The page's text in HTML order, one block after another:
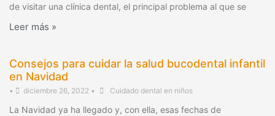
de visitar una clínica dental, el principal problema al que se
Leer más »
Consejos para cuidar la salud bucodental infantil
en Navidad
• diciembre 26, 2022 • Cuidado dental en niños
La Navidad ya ha llegado y, con ella, esas fechas de